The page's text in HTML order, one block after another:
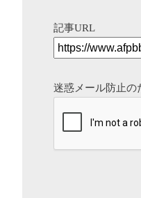
記事URL
迷惑メール防止の